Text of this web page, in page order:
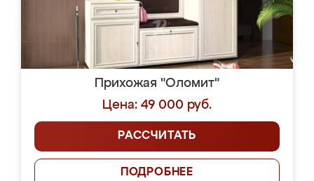
Прихожая "Оломит"
Цена: 49 000 руб.
РАССЧИТАТЬ
ПОДРОБНЕЕ